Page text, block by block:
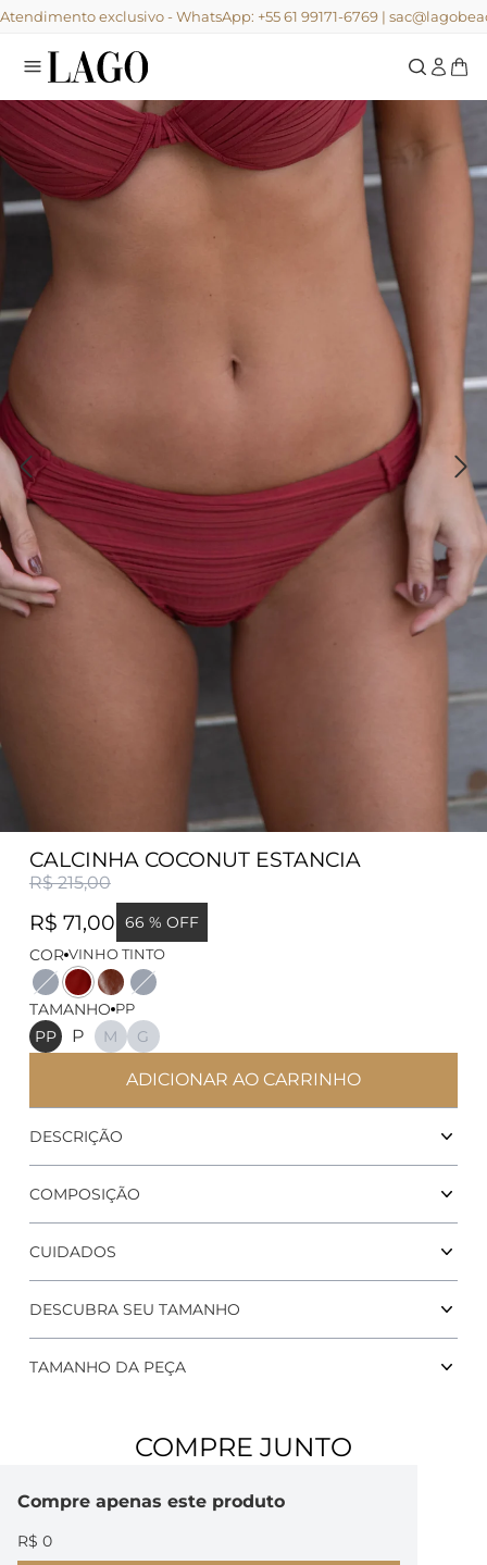
Atendimento exclusivo - WhatsApp: +55 61 99171-6769 |
CALCINHA COCONUT ESTANCIA
R$ 215,00
R$ 71,00 66 % OFF
COR VINHO TINTO
Cor Cor Cor Cor
TAMANHO PP
PP P M G
ADICIONAR AO CARRINHO
Calcinha Coconut ESTANCIA
DESCRIÇÃO
COMPOSIÇÃO
CUIDADOS
DESCUBRA SEU TAMANHO
TAMANHO DA PEÇA
COMPRE JUNTO
Compre apenas este produto
R$ 0